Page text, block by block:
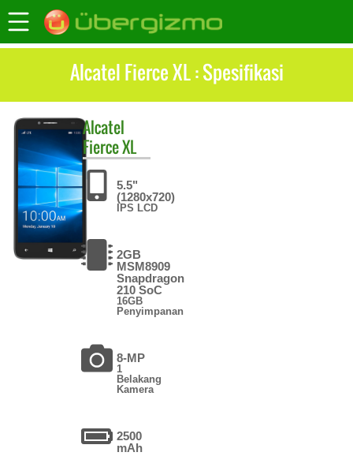
Alcatel Fierce XL : Spesifikasi
Alcatel
Fierce XL
5.5"
(1280x720)
IPS LCD
2GB
MSM8909
Snapdragon
210 SoC
16GB
Penyimpanan
8-MP
1
Belakang
Kamera
2500
mAh